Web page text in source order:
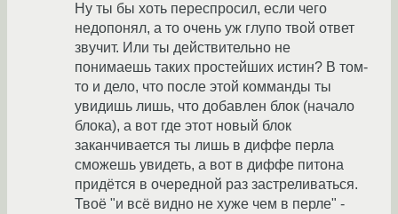
Ну ты бы хоть переспросил, если чего
недопонял, а то очень уж глупо твой ответ
звучит. Или ты действительно не
понимаешь таких простейших истин? В том-
то и дело, что после этой комманды ты
увидишь лишь, что добавлен блок (начало
блока), а вот где этот новый блок
заканчивается ты лишь в диффе перла
сможешь увидеть, а вот в диффе питона
придётся в очередной раз застреливаться.
Твоё "и всё видно не хуже чем в перле" -